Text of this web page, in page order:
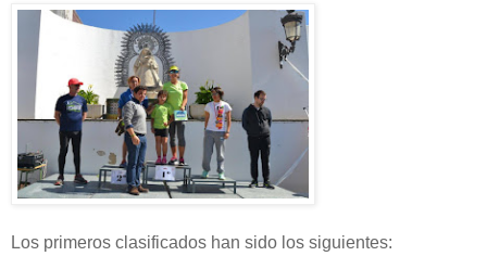
Los primeros clasificados han sido los siguientes: